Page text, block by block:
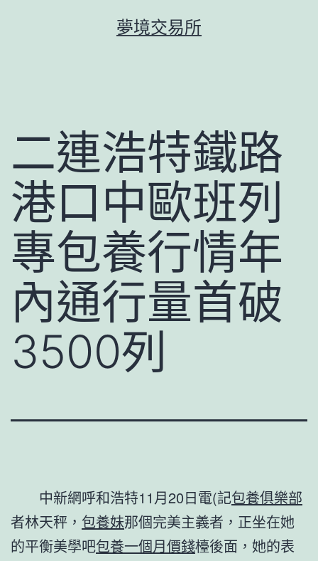
夢境交易所
二連浩特鐵路
港口中歐班列
專包養行情年
內通行量首破
3500列
中新網呼和浩特11月20日電(記包養俱樂部
者林天秤， 包養妹那個完美主義者，正坐在她
的平衡美學吧包養一個月價錢檯後面，她的表